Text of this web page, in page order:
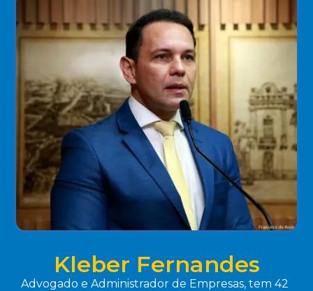
Kleber Fernandes
Advogado e Administrador de Empresas, tem 42